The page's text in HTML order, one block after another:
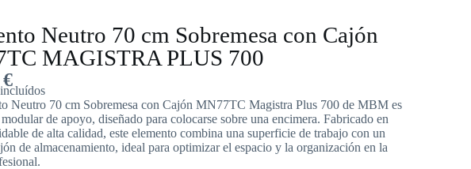
Neutro 70 cm Sobremesa con Cajón
MAGISTRA PLUS 700
€
Neutro 70 cm Sobremesa con Cajón MN77TC Magistra Plus 700 de MBM es
de apoyo, diseñado para colocarse sobre una encimera. Fabricado en
de alta calidad, este elemento combina una superficie de trabajo con un
de almacenamiento, ideal para optimizar el espacio y la organización en la